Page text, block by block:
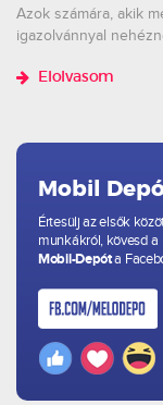
Azok számára, akik
igazolvánnyal
Elolvasom
Mobil
Értesülj az elsők
munkákról, kövesd a
Mobil-Depóta